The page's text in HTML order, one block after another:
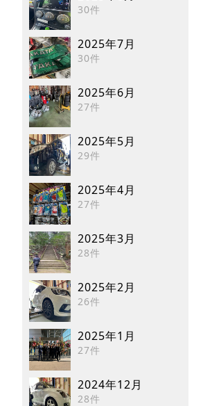
30件
2025年7月
30件
2025年6月
27件
2025年5月
29件
2025年4月
27件
2025年3月
28件
2025年2月
26件
2025年1月
27件
2024年12月
28件